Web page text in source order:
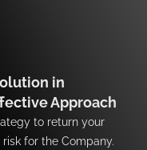
in
Approach
to return your
for the Company.